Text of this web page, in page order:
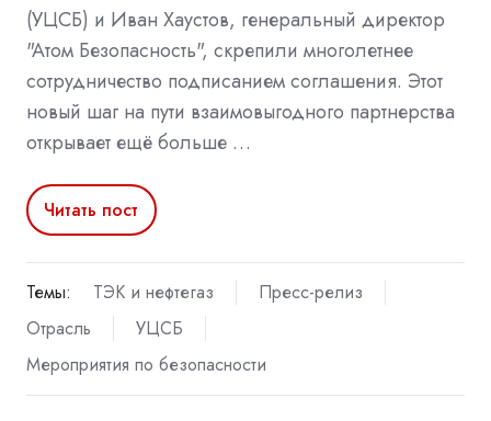
(УЦСБ) и Иван Хаустов, генеральный директор
"Атом Безопасность", скрепили многолетнее
сотрудничество подписанием соглашения. Этот
новый шаг на пути взаимовыгодного партнерства
открывает ещё больше …
Читать пост
Темы: ТЭК и нефтегаз
Пресс-релиз
Отрасль
УЦСБ
Мероприятия по безопасности